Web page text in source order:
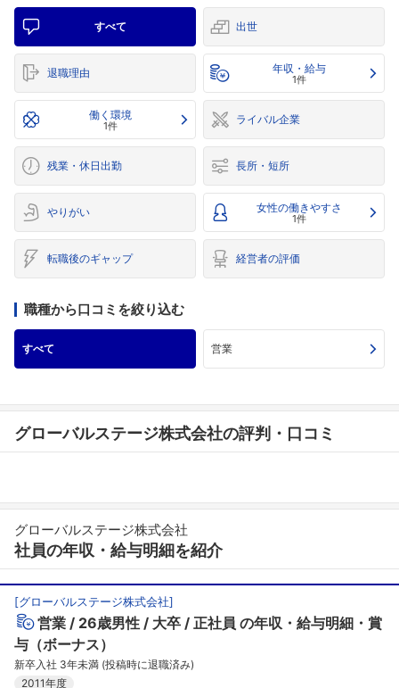
すべて 出世
退職理由 年収・給与
1件
働く環境
1件 ライバル企業
残業・休日出勤 長所・短所
やりがい 女性の働きやすさ
1件
転職後のギャップ 経営者の評価
職種から口コミを絞り込む
すべて 営業
グローバルステージ株式会社の評判・口コミ
グローバルステージ株式会社
社員の年収・給与明細を紹介
[グローバルステージ株式会社]
営業 26歳男性 大卒 正社員 の年収・給与明細・賞
与（ボーナス）
新卒入社 3年未満 (投稿時に退職済み)
2011年度